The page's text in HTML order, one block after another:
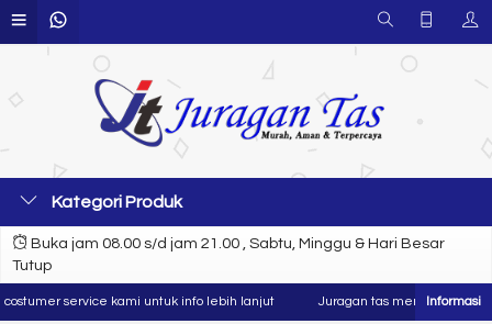
Kategori Produk
Buka jam 08.00 s/d jam 21.00 , Sabtu, Minggu & Hari Besar
Tutup
service kami untuk info lebih lanjut Juragan tas merupakan